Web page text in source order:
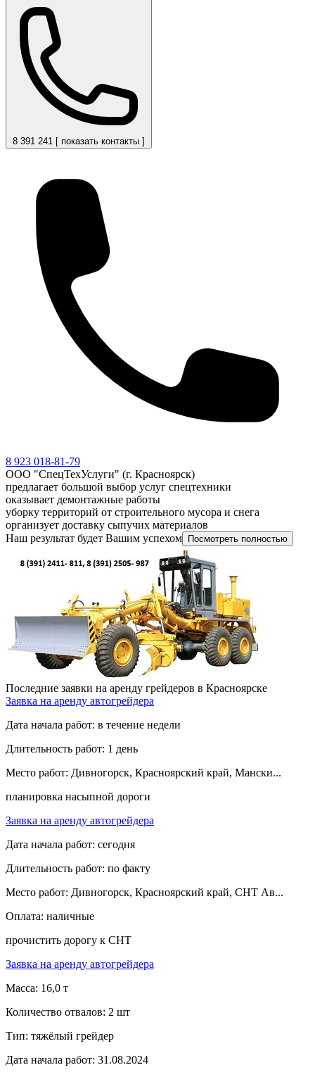
8 391 241 [ показать контакты ]
8 923 018-81-79
ООО "СпецТехУслуги" (г. Красноярск)
предлагает большой выбор услуг спецтехники
оказывает демонтажные работы
уборку территорий от строительного мусора и снега
организует доставку сыпучих материалов
Наш результат будет Вашим успехом
Посмотреть полностью
Последние заявки на аренду грейдеров в Красноярске
Заявка на аренду автогрейдера
Дата начала работ: в течение недели
Длительность работ: 1 день
Место работ: Дивногорск, Красноярский край, Мански...
планировка насыпной дороги
Заявка на аренду автогрейдера
Дата начала работ: сегодня
Длительность работ: по факту
Место работ: Дивногорск, Красноярский край, СНТ Ав...
Оплата: наличные
прочистить дорогу к СНТ
Заявка на аренду автогрейдера
Масса: 16,0 т
Количество отвалов: 2 шт
Тип: тяжёлый грейдер
Дата начала работ: 31.08.2024